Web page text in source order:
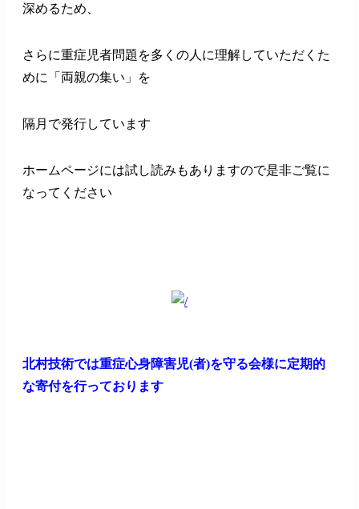
深めるため、
さらに重症児者問題を多くの人に理解していただくた
めに「両親の集い」を
隔月で発行しています
ホームページには試し読みもありますので是非ご覧に
なってください
北村技術では重症心身障害児(者)を守る会様に定期的
な寄付を行っております